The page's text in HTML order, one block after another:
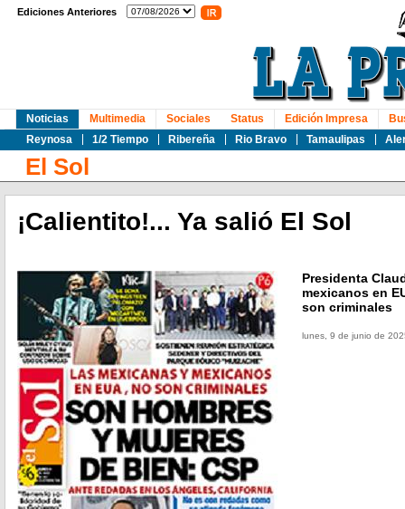
Ediciones Anteriores
Noticias
Reynosa
1/2 Tiempo Ribereña Rio Bravo Tamaulipas
Multimedia Sociales Status Edición Impresa
El Sol
¡Calientito!... Ya salió El Sol
Presidenta
mexicanos en
son criminales
lunes, 9 de junio de